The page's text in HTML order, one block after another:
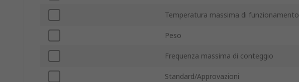
Temperatura massima di funzionamento
Peso
Frequenza massima di conteggio
Standard/Approvazioni